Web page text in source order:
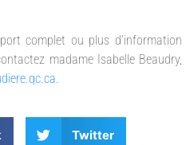
complet ou plus d’information
madame Isabelle Beaudry,
.
Twitter